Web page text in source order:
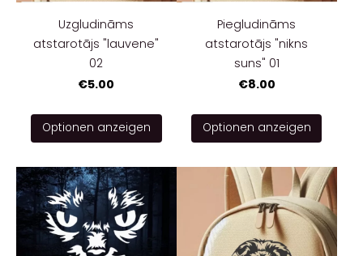
Uzgludināms
atstarotājs "lauvene"
02
€5.00
Optionen anzeigen
Piegludināms
atstarotājs "nikns
suns" 01
€8.00
Optionen anzeigen